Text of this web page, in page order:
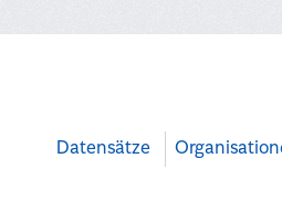
Datensätze